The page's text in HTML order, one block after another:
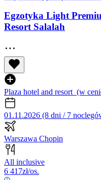
Egzotyka Light
Resort Salalah
Plaza hotel and resort (w
01.11.2026 (8 dni / 7
Warszawa Chopin
All inclusive
6 417zł/os.